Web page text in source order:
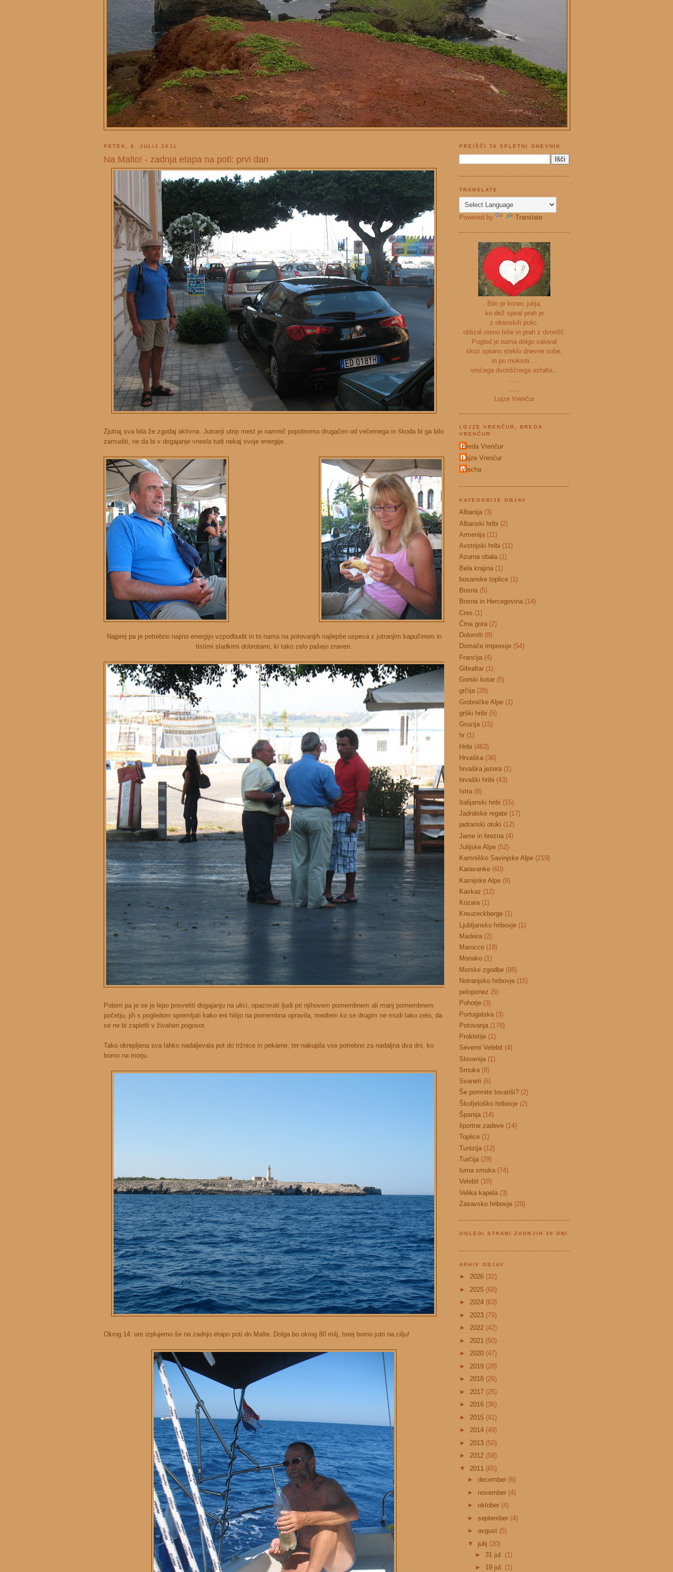
PETEK, 8. JULIJ 2011
Na Malto! - zadnja etapa na poti: prvi dan
Zjutraj sva bila že zgodaj aktivna. Jutranji utrip mest je namreč popolnoma drugačen od večernega in škoda bi ga bilo
zamuditi, ne da bi v dogajanje vnesla tudi nekaj svoje energije.
Najprej pa je potrebno najino energijo vzpodbudit in to nama na potovanjih najlepše uspeva z jutranjim kapučinom in
tistimi sladkimi dobrotami, ki tako zelo pašejo zraven.
Potem pa je se je lepo posvetiti dogajanju na ulici, opazovati ljudi pri njihovem pomembnem ali manj pomembnem
početju, jih s pogledom spremljati kako eni hitijo na pomembna opravila, medtem ko se drugim ne mudi tako zelo, da
se ne bi zapletli v živahen pogovor.
Tako okrepljena sva lahko nadaljevala pot do tržnice in pekarne, ter nakupila vse potrebno za nadaljna dva dni, ko
bomo na morju.
Okrog 14. ure izplujemo še na zadnjo etapo poti do Malte. Dolga bo okrog 80 milj, torej bomo jutri na cilju!
PREIŠČI TA SPLETNI DNEVNIK
TRANSLATE
Powered by Translate
Bilo je konec julija,
ko dež spiral prah je
z okenskih polic,
oblizal steno hiše in prah z dvorišč.
Pogled je nama dolgo valoval
skoz sprano steklo dnevne sobe,
in po mokroti ...
vročega dvoriščnega asfalta...
......
......
Lojze Vrenčur
LOJZE VRENČUR, BREDA
VRENČUR
Breda Vrenčur
Lojze Vrenčur
vrecha
KATEGORIJE OBJAV
Albanija (3)
Albanski hribi (2)
Armenija (11)
Avstrijski hribi (11)
Azurna obala (1)
Bela krajina (1)
bosanske toplice (1)
Bosna (5)
Bosna in Hercegovina (14)
Cres (1)
Črna gora (2)
Dolomiti (8)
Domače impresije (54)
Francija (4)
Gibraltar (1)
Gorski kotar (5)
grčija (28)
Grobničke Alpe (1)
grški hribi (5)
Gruzija (15)
hr (1)
Hribi (463)
Hrvaška (36)
hrvaška jezera (1)
hrvaški hribi (43)
Istra (8)
Italijanski hribi (15)
Jadralske regate (17)
jadranski otoki (12)
Jame in brezna (4)
Julijske Alpe (52)
Kamniško Savinjske Alpe (219)
Karavanke (60)
Karnijske Alpe (9)
Kavkaz (12)
Kozara (1)
Kreuzeckberge (1)
Ljubljansko hribovje (1)
Madeira (2)
Marocco (18)
Monako (1)
Morske zgodbe (98)
Notranjsko hribovje (15)
peloponez (5)
Pohorje (3)
Portugalska (3)
Potovanja (178)
Prokletije (1)
Severni Velebit (4)
Slovenija (1)
Smuka (9)
Svaneti (6)
Še pomnite tovariši? (2)
Škofjeloško hribovje (2)
Španija (14)
športne zadeve (14)
Toplice (1)
Tunizija (12)
Turčija (29)
turna smuka (74)
Velebit (10)
Velika kapela (3)
Zasavsko hribovje (29)
OGLEDI STRANI ZADNJIH 30 DNI
ARHIV OBJAV
► 2026 (32)
► 2025 (68)
► 2024 (63)
► 2023 (79)
► 2022 (42)
► 2021 (50)
► 2020 (47)
► 2019 (28)
► 2018 (26)
► 2017 (25)
► 2016 (36)
► 2015 (41)
► 2014 (49)
► 2013 (50)
► 2012 (58)
▼ 2011 (65)
► december (6)
► november (4)
► oktober (4)
► september (4)
► avgust (5)
▼ julij (20)
► 31 jul. (1)
► 19 jul. (1)